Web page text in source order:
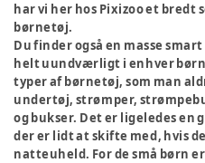
har vi her hos Pixizoo et
børnetøj.
Du finder også en masse
helt uundværligt i enhver
typer af børnetøj, som man
undertøj, strømper,
og bukser. Det er ligeledes en
der er lidt at skifte med, hvis
natteuheld. For de små børn